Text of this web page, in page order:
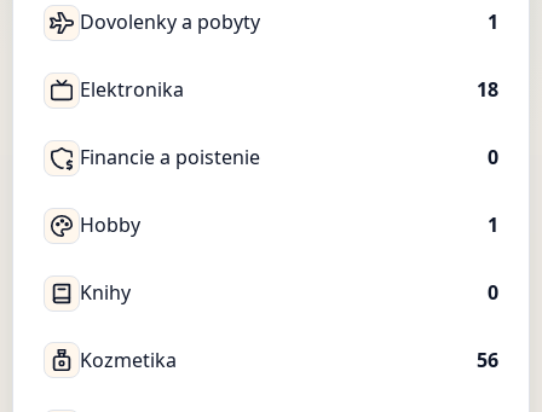
Dovolenky a pobyty 1
Elektronika 18
Financie a poistenie 0
Hobby 1
Knihy 0
Kozmetika 56